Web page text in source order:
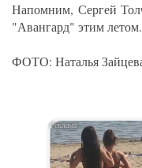
Напомним, Сергей
"Авангард" этим летом.
ФОТО: Наталья